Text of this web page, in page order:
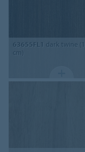
63655FL1 dark twine
cm)